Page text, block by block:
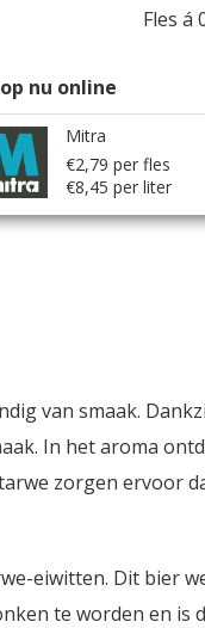
Fles á
nu online
Mitra
€2,79 per fles
€8,45 per liter
van smaak.
In het aroma
zorgen ervoor
eiwitten. Dit bier
te worden en is